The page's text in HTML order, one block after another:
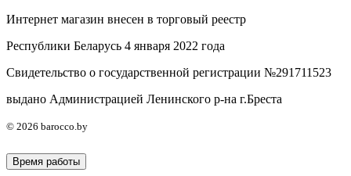
Интернет магазин внесен в торговый реестр
Республики Беларусь 4 января 2022 года
Свидетельство о государственной регистрации №291711523
выдано Администрацией Ленинского р-на г.Бреста
© 2026 barocco.by
Время работы